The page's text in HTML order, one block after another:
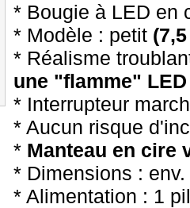
* Bougie à LED en
* Modèle : petit
* Réalisme
une "flamme"
* Interrupteur
* Aucun risque
* Manteau en cire
* Dimensions :
* Alimentation : 1